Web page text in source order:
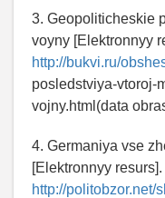
3. Geopoliticheskie
voyny [Elektronnyy
http://bukvi.ru/
posledstviya-vtoroj-
vojny.html(data
4. Germaniya vse
[Elektronnyy
http://politobzor.net/